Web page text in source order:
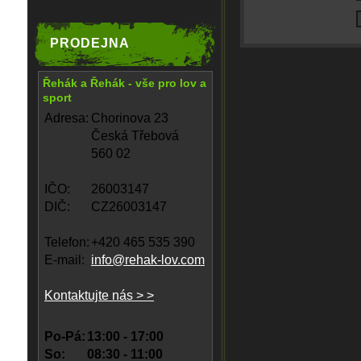
PRODEJNA
Řehák a Řehák - vše pro lov a
sport
Adresa: Chorinova 23
Česká Třebová
560 02
IČO:
26003147
DIČ:
CZ26003147
Telefon: +420 465 535 390
E-mail: info@rehak-lov.com
Kontaktujte nás > >
Po-Pá: 13:00 - 17:00
So:
08:30 - 11:00